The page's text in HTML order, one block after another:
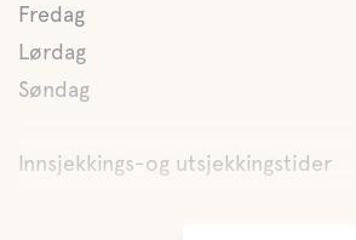
Kanoutleie
Fredag
Lørdag
Søndag
Innsjekkings-og utsjekkingstider